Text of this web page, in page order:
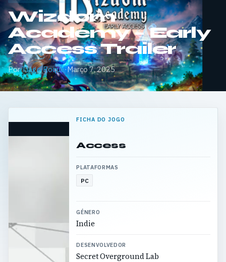
Wizdom
Academy – Early
Access Trailer
PorTiago Roque·Março 7, 2025
FICHA DO JOGO
Access
PLATAFORMAS
PC
GÉNERO
Indie
DESENVOLVEDOR
Secret Overground Lab